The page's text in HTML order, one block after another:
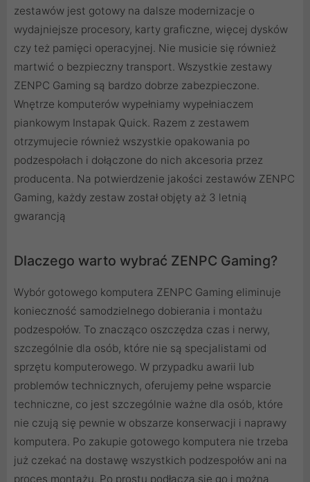
zestawów jest gotowy na dalsze modernizacje o
wydajniejsze procesory, karty graficzne, więcej dysków
czy też pamięci operacyjnej. Nie musicie się również
martwić o bezpieczny transport. Wszystkie zestawy
ZENPC Gaming są bardzo dobrze zabezpieczone.
Wnętrze komputerów wypełniamy wypełniaczem
piankowym Instapak Quick. Razem z zestawem
otrzymujecie również wszystkie opakowania po
podzespołach i dołączone do nich akcesoria przez
producenta. Na potwierdzenie jakości zestawów ZENPC
Gaming, każdy zestaw został objęty aż 3 letnią
gwarancją
Dlaczego warto wybrać ZENPC Gaming?
Wybór gotowego komputera ZENPC Gaming eliminuje
konieczność samodzielnego dobierania i montażu
podzespołów. To znacząco oszczędza czas i nerwy,
szczególnie dla osób, które nie są specjalistami od
sprzętu komputerowego. W przypadku awarii lub
problemów technicznych, oferujemy pełne wsparcie
techniczne, co jest szczególnie ważne dla osób, które
nie czują się pewnie w obszarze konserwacji i naprawy
komputera. Po zakupie gotowego komputera nie trzeba
już czekać na dostawę wszystkich podzespołów ani na
proces montażu. Po prostu podłącza się go i można